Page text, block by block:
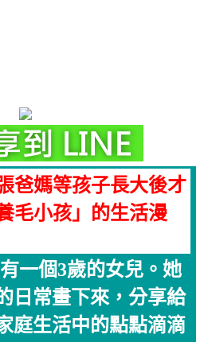
爸媽等孩子長大後才
毛小孩」的生活漫
一個3歲的女兒。她
日常畫下來，分享給
庭生活中的點點滴滴